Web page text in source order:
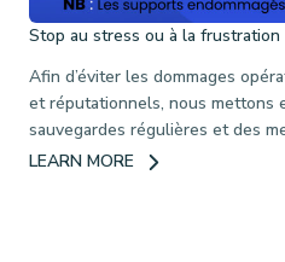
Stop au stress ou à la frustration
Afin d’éviter les dommages
et réputationnels, nous mettons
sauvegardes régulières et des
LEARN MORE